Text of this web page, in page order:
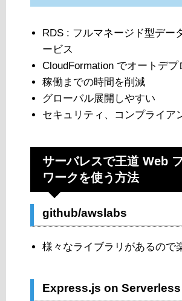
RDS : フルマネージド型デー
ービス
CloudFormation でオートデプ
稼働までの時間を削減
グローバル展開しやすい
セキュリティ、コンプライア
サーバレスで王道 Web
ワークを使う方法
github/awslabs
様々なライブラリがあるので
Express.js on Serverless